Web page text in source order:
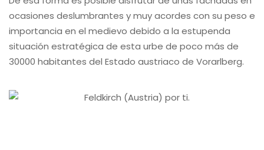
ocasiones deslumbrantes y muy acordes con su peso e
importancia en el medievo debido a la estupenda
situación estratégica de esta urbe de poco más de
30000 habitantes del Estado austriaco de Vorarlberg.